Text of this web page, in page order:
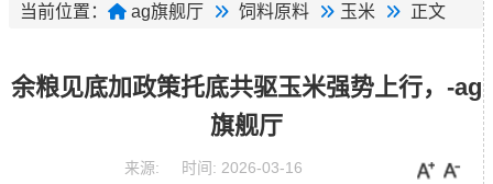
当前位置： ag旗舰厅 饲料原料 玉米 正文
余粮见底加政策托底共驱玉米强势上行，-ag
旗舰厅
来源: 时间: 2026-03-16